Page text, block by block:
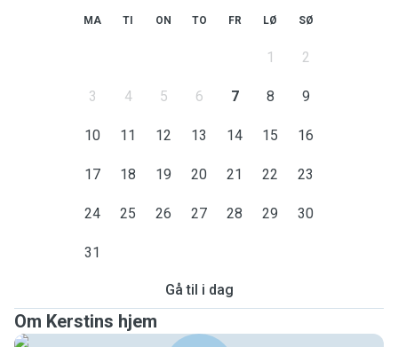
MA TI ON TO FR LØ SØ
1 2
3 4 5 6 7 8 9
10 11 12 13 14 15 16
17 18 19 20 21 22 23
24 25 26 27 28 29 30
31
Gå til i dag
Om Kerstins hjem